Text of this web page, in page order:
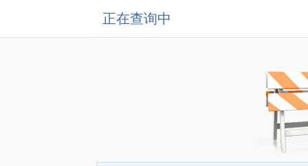
正在查询中